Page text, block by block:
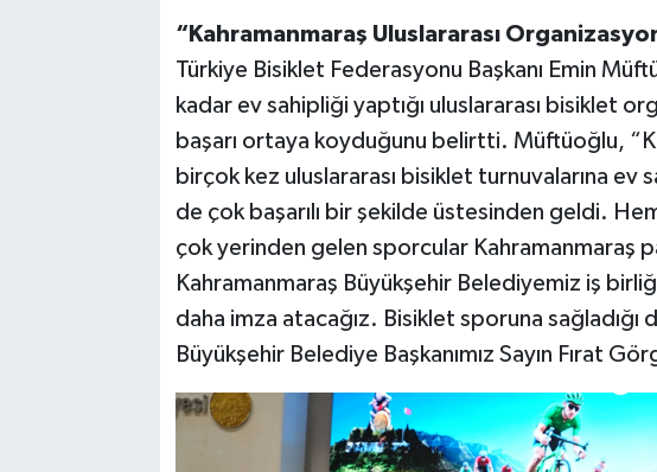
“Kahramanmaraş Uluslararası
Türkiye Bisiklet Federasyonu Başkanı Emin
kadar ev sahipliği yaptığı uluslararası bisiklet
başarı ortaya koyduğunu belirtti. Müftüoğlu,
birçok kez uluslararası bisiklet turnuvalarına ev
de çok başarılı bir şekilde üstesinden geldi.
çok yerinden gelen sporcular Kahramanmaraş
Kahramanmaraş Büyükşehir Belediyemiz iş
daha imza atacağız. Bisiklet sporuna
Büyükşehir Belediye Başkanımız Sayın Fırat